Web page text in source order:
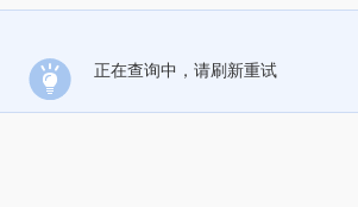
正在查询中，请刷新重试